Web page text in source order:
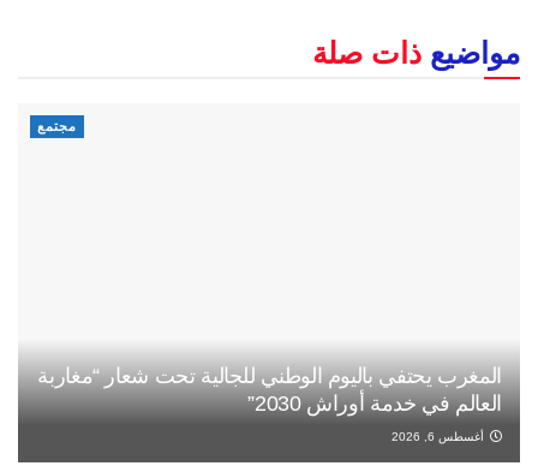
مواضيع ذات صلة
مجتمع
المغرب يحتفي باليوم الوطني للجالية تحت شعار “مغاربة
العالم في خدمة أوراش 2030”
أغسطس 6, 2026